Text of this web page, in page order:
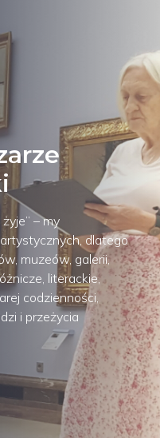
– my
dlatego
muzeów, galerii,
literackie,
codzienności,
i przeżycia